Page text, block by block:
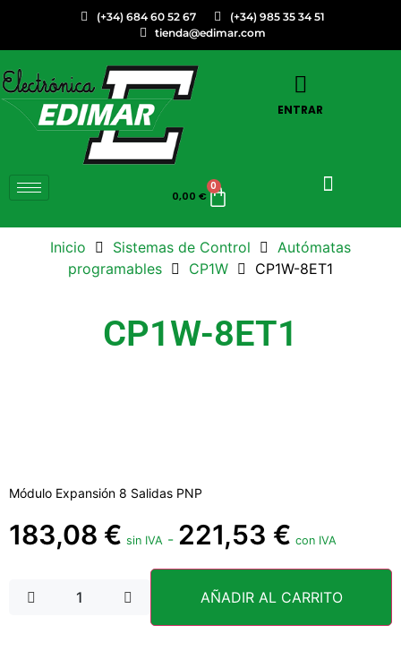
(+34) 684 60 52 67
(+34) 985 35 34 51
tienda@edimar.com
ENTRAR
0,00 €
0
Inicio Sistemas de Control
Autómatas
programables
CP1W CP1W-8ET1
CP1W-8ET1
Módulo Expansión 8 Salidas PNP
183,08 € sin IVA - 221,53 € con IVA
AÑADIR AL CARRITO